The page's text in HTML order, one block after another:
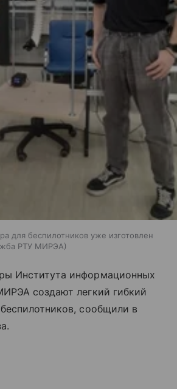
для беспилотников уже изготовлен
РТУ МИРЭА
Института информационных
создают легкий гибкий
сообщили в